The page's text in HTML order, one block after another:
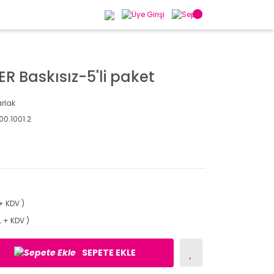
Baskısız-5'li paket
KDV )
KDV )
SEPETE EKLE